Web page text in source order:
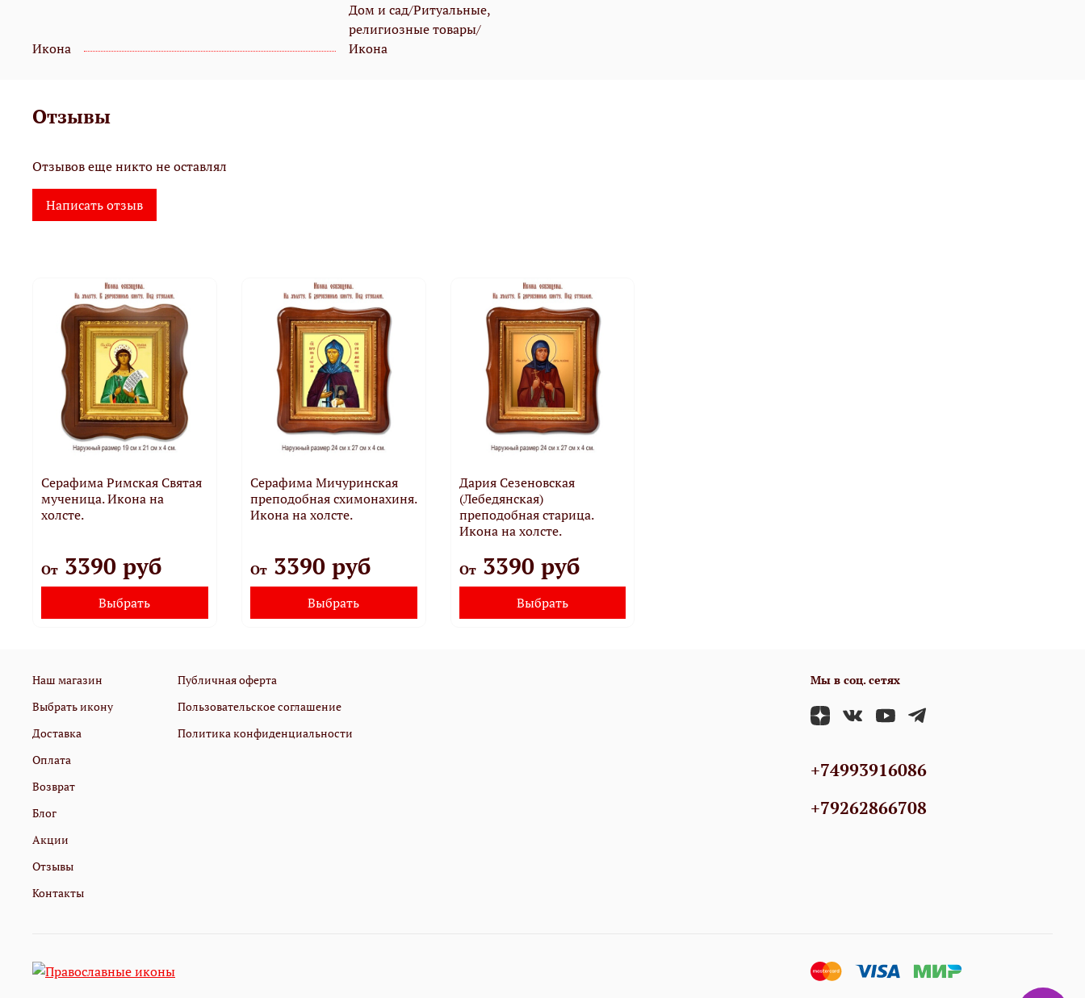
Икона
Дом и сад/Ритуальные,
религиозные товары/
Икона
Отзывы
Отзывов еще никто не оставлял
Написать отзыв
Серафима Римская Святая
мученица. Икона на
холсте.
От 3390 руб
Выбрать
Серафима Мичуринская
преподобная схимонахиня.
Икона на холсте.
От3390 руб
Выбрать
Дария Сезеновская
(Лебедянская)
преподобная старица.
Икона на холсте.
От3390 руб
Выбрать
Наш магазин
Выбрать икону
Доставка
Оплата
Возврат
Блог
Акции
Отзывы
Контакты
Публичная оферта
Пользовательское соглашение
Политика конфиденциальности
Мы в соц. сетях
+74993916086
+79262866708